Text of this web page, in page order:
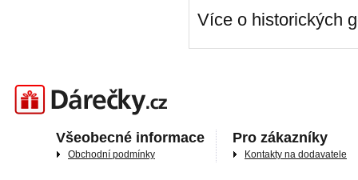
Více o historických
Darečky.cz
Všeobecné informace
Obchodní podmínky
Pro zákazníky
Kontakty na dodavatele